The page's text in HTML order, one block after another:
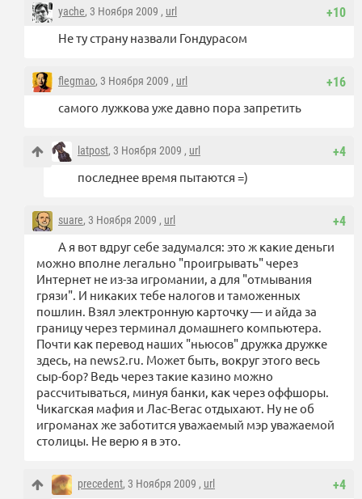
+10
yache, 3 Ноября 2009 , url
Не ту страну назвали Гондурасом
+16
flegmao, 3 Ноября 2009 , url
самого лужкова уже давно пора запретить
+4
latpost, 3 Ноября 2009 , url
последнее время пытаются =)
+4
suare, 3 Ноября 2009 , url
А я вот вдруг себе задумался: это ж какие деньги
можно вполне легально "проигрывать" через
Интернет не из-за игромании, а для "отмывания
грязи". И никаких тебе налогов и таможенных
пошлин. Взял электронную карточку — и айда за
границу через терминал домашнего компьютера.
Почти как перевод наших "ньюсов" дружка дружке
здесь, на news2.ru. Может быть, вокруг этого весь
сыр-бор? Ведь через такие казино можно
рассчитываться, минуя банки, как через оффшоры.
Чикагская мафия и Лас-Вегас отдыхают. Ну не об
игроманах же заботится уважаемый мэр уважаемой
столицы. Не верю я в это.
+4
precedent, 3 Ноября 2009 , url